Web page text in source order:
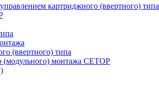
картриджного (ввертного) типа
(ввертного) типа
монтажа CETOP